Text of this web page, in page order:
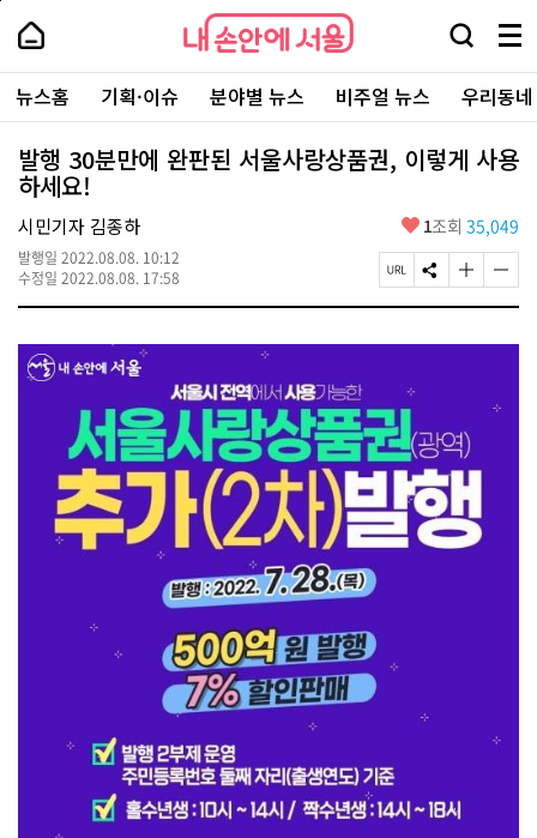
본
로
가
내
손
안
에
서
울
-
서
울
시
대
표
소
통
포
내
손
에
울
검
창
열
기
메
뉴
전
체
보
기
주
요
서
뉴스홈 기획·이슈 분야별 뉴스 비주얼 뉴스 우리동
발행 30분만에 완판된 서울사랑상품권, 이렇게 사용
하세요!
시민기자 김종하
발행일 2022.08.08. 10:12
수정일 2022.08.08. 17:58
좋
요
1조회 35,049
페
이
U
복
사
S
N
공
글
자
기
하
기
글
자
기
변
페
상
단
로